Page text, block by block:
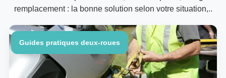
remplacement : la bonne solution selon votre situation,..
Guides pratiques deux-roues